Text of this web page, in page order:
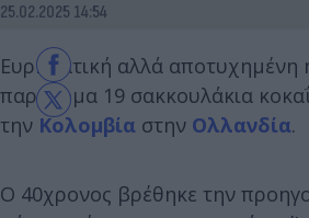
25.02.2025 14:54
Ευρηματική αλλά αποτυχημένη
παράνομα 19 σακκουλάκια
την Κολομβία στην Ολλανδία.
Ο 40χρονος βρέθηκε την